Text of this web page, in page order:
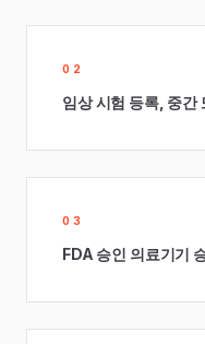
02
임상 시험 등록, 중간
03
FDA 승인 의료기기